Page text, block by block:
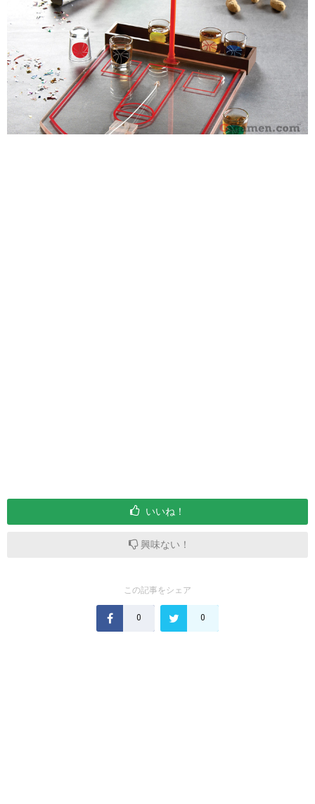
いいね！
興味ない！
この記事をシェア
0 0